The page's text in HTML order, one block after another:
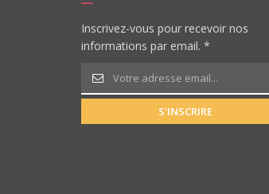
Inscrivez-vous pour recevoir nos
informations par email. *
S'INSCRIRE